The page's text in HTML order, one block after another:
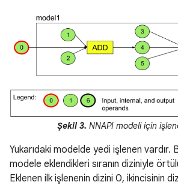
Şekil 3. NNAPI modeli için
Yukarıdaki modelde yedi işlenen vardır.
modele eklendikleri sıranın diziniyle
Eklenen ilk işlenenin dizini 0, ikincisinin